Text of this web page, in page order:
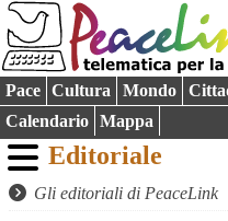
Pace Cultura Mondo
Calendario
Mappa
Editoriale
Gli editoriali di PeaceLink